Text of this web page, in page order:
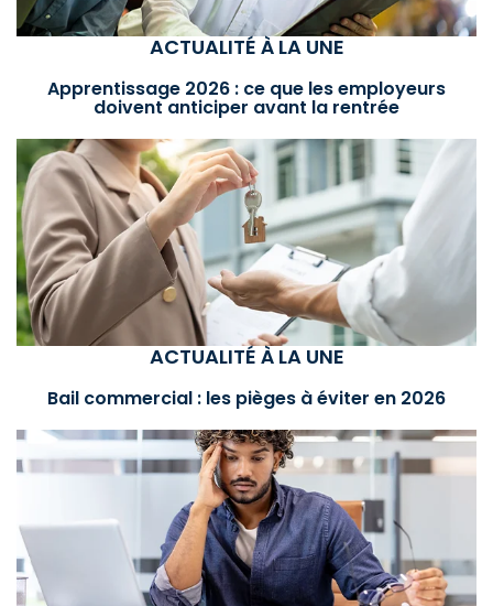
ACTUALITÉ À LA UNE
Apprentissage 2026 : ce que les employeurs
doivent anticiper avant la rentrée
ACTUALITÉ À LA UNE
Bail commercial : les pièges à éviter en 2026